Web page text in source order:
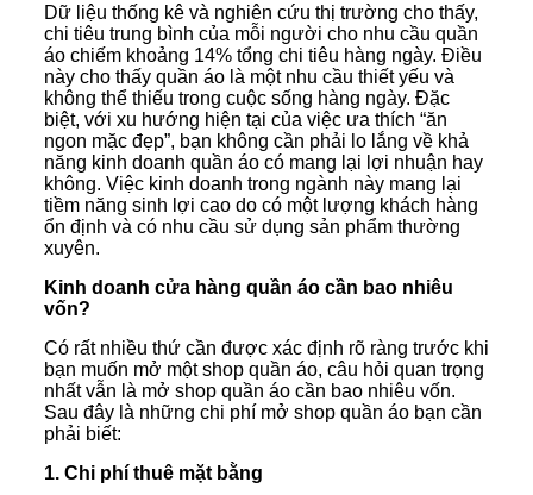
Dữ liệu thống kê và nghiên cứu thị trường cho thấy,
chi tiêu trung bình của mỗi người cho nhu cầu quần
áo chiếm khoảng 14% tổng chi tiêu hàng ngày. Điều
này cho thấy quần áo là một nhu cầu thiết yếu và
không thể thiếu trong cuộc sống hàng ngày. Đặc
biệt, với xu hướng hiện tại của việc ưa thích “ăn
ngon mặc đẹp”, bạn không cần phải lo lắng về khả
năng kinh doanh quần áo có mang lại lợi nhuận hay
không. Việc kinh doanh trong ngành này mang lại
tiềm năng sinh lợi cao do có một lượng khách hàng
ổn định và có nhu cầu sử dụng sản phẩm thường
xuyên.
Kinh doanh cửa hàng quần áo cần bao nhiêu
vốn?
Có rất nhiều thứ cần được xác định rõ ràng trước khi
bạn muốn mở một shop quần áo, câu hỏi quan trọng
nhất vẫn là mở shop quần áo cần bao nhiêu vốn.
Sau đây là những chi phí mở shop quần áo bạn cần
phải biết:
1. Chi phí thuê mặt bằng